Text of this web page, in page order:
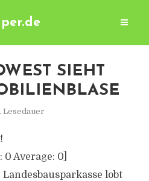
SIEHT
Lesedauer
0 Average: 0]
lobt